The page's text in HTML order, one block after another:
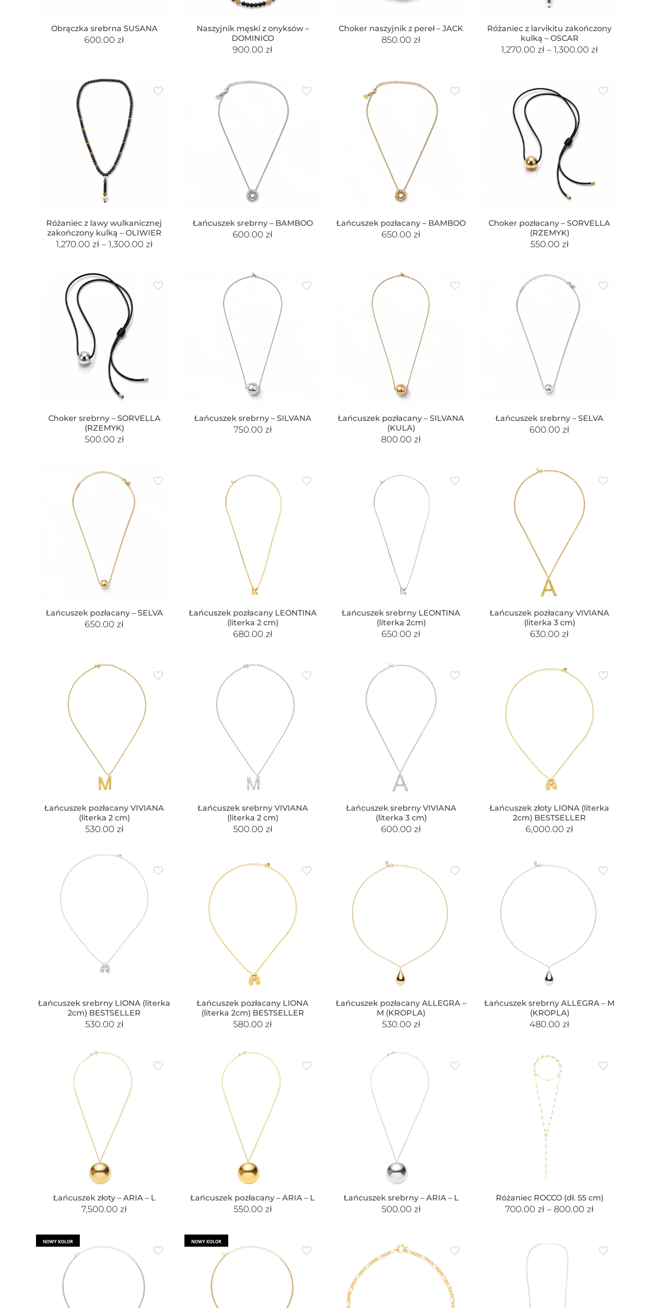
Obrączka srebrna SUSANA
600.00zł
Naszyjnik męski z onyksów –
DOMINICO
900.00zł
Choker naszyjnik z pereł – JACK
850.00zł
Różaniec z larvikitu zakończony
kulką – OSCAR
1,270.00 zł– 1,300.00 zł
Różaniec z lawy wulkanicznej
zakończony kulką – OLIWIER
1,270.00 zł– 1,300.00 zł
Łańcuszek srebrny – BAMBOO
600.00zł
Łańcuszek pozłacany – BAMBOO
650.00zł
Choker pozłacany – SORVELLA
(RZEMYK)
550.00 zł
Choker srebrny – SORVELLA
(RZEMYK)
500.00 zł
Łańcuszek srebrny – SILVANA
750.00 zł
Łańcuszek pozłacany – SILVANA
(KULA)
800.00zł
Łańcuszek srebrny – SELVA
600.00zł
Łańcuszek pozłacany – SELVA
650.00zł
Łańcuszek pozłacany LEONTINA
(literka 2 cm)
680.00 zł
Łańcuszek srebrny LEONTINA
(literka 2cm)
650.00zł
Łańcuszek pozłacany VIVIANA
(literka 3 cm)
630.00zł
Łańcuszek pozłacany VIVIANA
(literka 2 cm)
530.00 zł
Łańcuszek srebrny VIVIANA
(literka 2 cm)
500.00 zł
Łańcuszek srebrny VIVIANA
(literka 3 cm)
600.00zł
Łańcuszek złoty LIONA (literka
2cm) BESTSELLER
6,000.00zł
Łańcuszek srebrny LIONA (literka
2cm) BESTSELLER
530.00 zł
Łańcuszek pozłacany LIONA
(literka 2cm) BESTSELLER
580.00zł
Łańcuszek pozłacany ALLEGRA –
M (KROPLA)
530.00 zł
Łańcuszek srebrny ALLEGRA – M
(KROPLA)
480.00zł
Łańcuszek złoty – ARIA – L
7,500.00zł
Łańcuszek pozłacany – ARIA – L
550.00 zł
Łańcuszek srebrny – ARIA – L
500.00 zł
Różaniec ROCCO (dł. 55 cm)
700.00zł – 800.00zł
NOWY KOLOR NOWY KOLOR